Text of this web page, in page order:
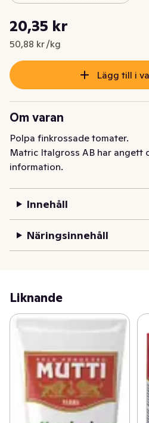
Nuvarande pris är: 20,35 kr
20,35 kr
50,88 kr /kg
Styckpris: 50,88 kr /kg
Lägg till i
Om varan
Polpa finkrossade tomater.
Matric Italgross AB har angett
information.
Innehåll
Näringsinnehåll
Liknande